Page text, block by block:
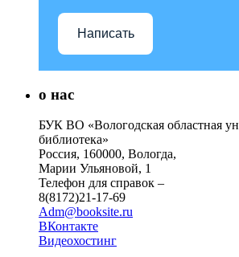
Написать
о нас
БУК ВО «Вологодская областная
библиотека»
Россия, 160000, Вологда,
Марии Ульяновой, 1
Телефон для справок –
8(8172)21-17-69
Adm@booksite.ru
ВКонтакте
Видеохостинг